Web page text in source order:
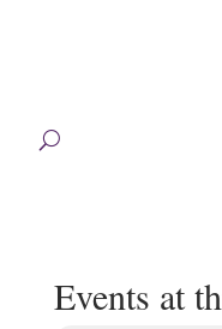
Events at